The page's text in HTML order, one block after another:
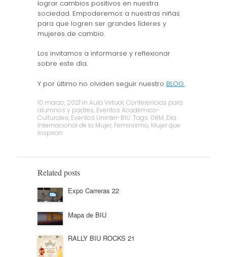
lograr cambios positivos en nuestra
sociedad. Empoderemos a nuestras niñas
para que logren ser grandes líderes y
mujeres de cambio.
Los invitamos a informarse y reflexionar
sobre este día.
Y por último no olviden seguir nuestro BLOG.
10 marzo, 2021 in Aula Virtual,Conferencias para
alumnos y padres, Eventos Académico-
Culturales, Eventos Uninter-BIU. Tags: 08M, Día
Internacional de la Mujer, Feminismo, Mujer que
Inspiran
Related posts
Expo Carreras 22
Mapa de BIU
RALLY BIU ROCKS 21